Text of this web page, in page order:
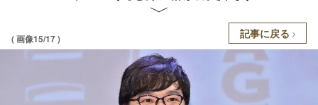
( 画像15/17 ) 記事に戻る